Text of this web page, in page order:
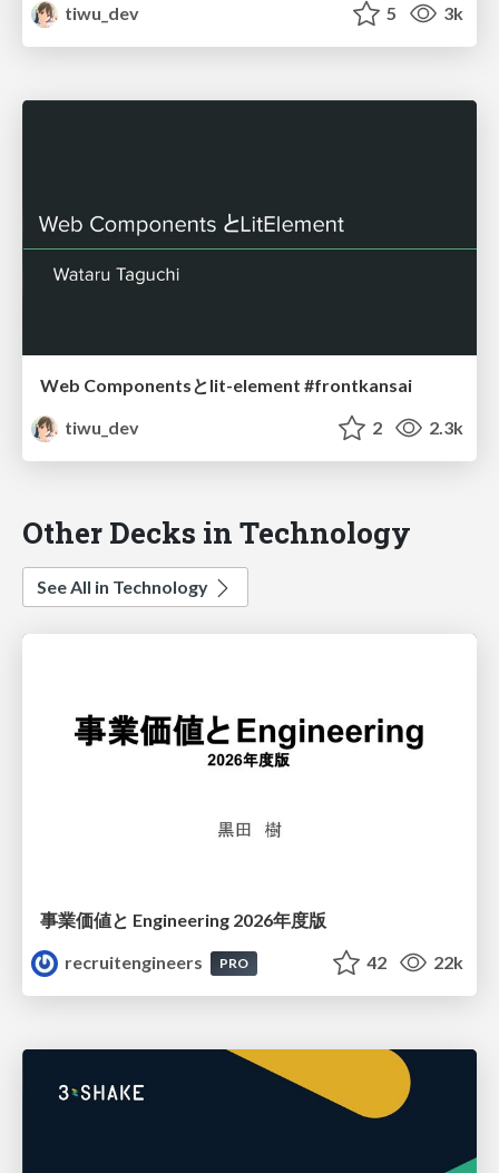
tiwu_dev
5 3k
Web Componentsとlit-element #frontkansai
tiwu_dev
2 2.3k
Other Decks in Technology
See All in Technology
事業価値と Engineering 2026年度版
recruitengineers
PRO 42 22k